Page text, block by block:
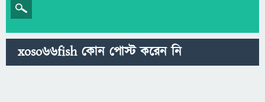
xoso66fish কোন পোস্ট করেন নি